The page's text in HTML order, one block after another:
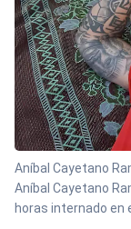
Aníbal Cayetano
Aníbal Cayetano
horas internado en